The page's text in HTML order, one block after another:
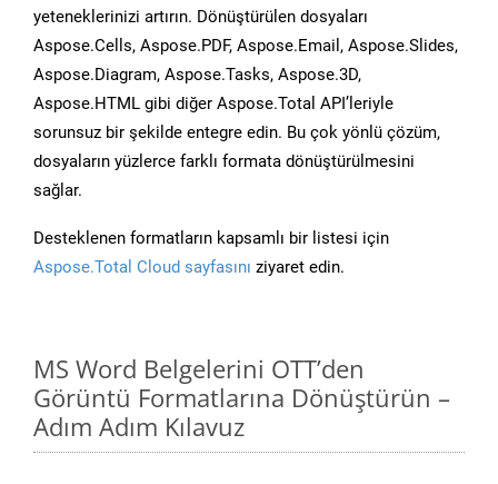
yeteneklerinizi artırın. Dönüştürülen dosyaları
Aspose.Cells, Aspose.PDF, Aspose.Email, Aspose.Slides,
Aspose.Diagram, Aspose.Tasks, Aspose.3D,
Aspose.HTML gibi diğer Aspose.Total API’leriyle
sorunsuz bir şekilde entegre edin. Bu çok yönlü çözüm,
dosyaların yüzlerce farklı formata dönüştürülmesini
sağlar.
Desteklenen formatların kapsamlı bir listesi için
Aspose.Total Cloud sayfasını ziyaret edin.
MS Word Belgelerini OTT’den
Görüntü Formatlarına Dönüştürün –
Adım Adım Kılavuz